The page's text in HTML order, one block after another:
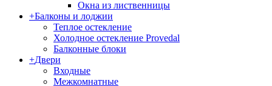
Окна из лиственницы
+Балконы и лоджии
Теплое остекление
Холодное остекление Provedal
Балконные блоки
+Двери
Входные
Межкомнатные